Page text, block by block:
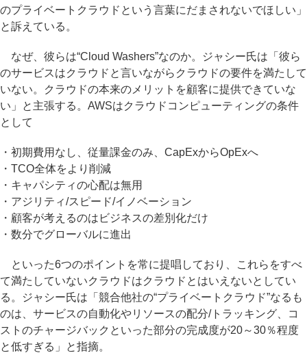
のプライベートクラウドという言葉にだまされないでほしい」
と訴えている。
なぜ、彼らは“Cloud Washers”なのか。ジャシー氏は「彼ら
のサービスはクラウドと言いながらクラウドの要件を満たして
いない。クラウドの本来のメリットを顧客に提供できていな
い」と主張する。AWSはクラウドコンピューティングの条件
として
・初期費用なし、従量課金のみ、CapExからOpExへ
・TCO全体をより削減
・キャパシティの心配は無用
・アジリティ/スピード/イノベーション
・顧客が考えるのはビジネスの差別化だけ
・数分でグローバルに進出
といった6つのポイントを常に提唱しており、これらをすべ
て満たしていないクラウドはクラウドとはいえないとしてい
る。ジャシー氏は「競合他社の“プライベートクラウド”なるも
のは、サービスの自動化やリソースの配分/トラッキング、コ
ストのチャージバックといった部分の完成度が20～30％程度
と低すぎる」と指摘。